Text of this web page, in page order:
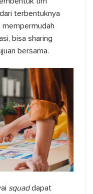
terbentuknya
bisa sharing
bersama.
squaddapat